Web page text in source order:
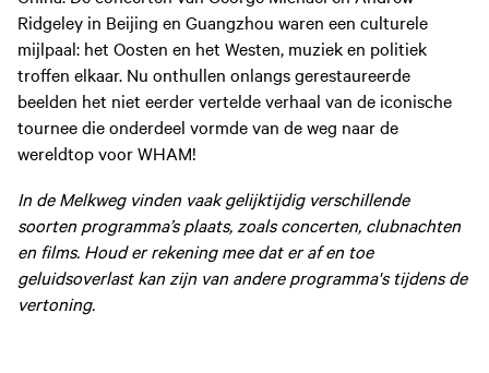
Ridgeley in Beijing en Guangzhou waren een culturele
mijlpaal: het Oosten en het Westen, muziek en politiek
troffen elkaar. Nu onthullen onlangs gerestaureerde
beelden het niet eerder vertelde verhaal van de iconische
tournee die onderdeel vormde van de weg naar de
wereldtop voor WHAM!
In de Melkweg vinden vaak gelijktijdig verschillende
soorten programma’s plaats, zoals concerten, clubnachten
en films. Houd er rekening mee dat er af en toe
geluidsoverlast kan zijn van andere programma's tijdens de
vertoning.